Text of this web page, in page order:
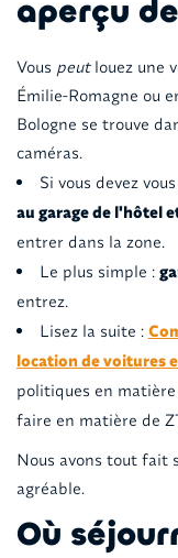
aperçu
Vous peutlouez une
Émilie-Romagne ou
Bologne se trouve
caméras.
Si vous devez
au garage de l'hôtel
entrer dans la zone.
Le plus simple :
entrez.
Lisez la suite :
location de voitures
politiques en
faire en matière de
Nous avons tout fait
agréable.
Où